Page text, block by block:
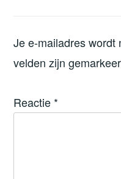
Je e-mailadres wordt
velden zijn
Reactie *